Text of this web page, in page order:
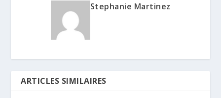
Stephanie Martinez
ARTICLES SIMILAIRES